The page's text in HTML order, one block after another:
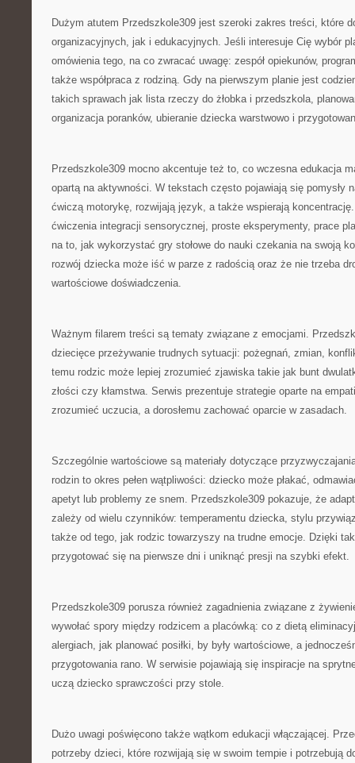
Dużym atutem Przedszkole309 jest szeroki zakres treści, które
organizacyjnych, jak i edukacyjnych. Jeśli interesuje Cię wybór
omówienia tego, na co zwracać uwagę: zespół opiekunów,
także współpraca z rodziną. Gdy na pierwszym planie jest
takich sprawach jak lista rzeczy do żłobka i przedszkola,
organizacja poranków, ubieranie dziecka warstwowo i
Przedszkole309 mocno akcentuje też to, co wczesna edukacja
opartą na aktywności. W tekstach często pojawiają się pomysły
ćwiczą motorykę, rozwijają język, a także wspierają
ćwiczenia integracji sensorycznej, proste eksperymenty, prace
na to, jak wykorzystać gry stołowe do nauki czekania na swoją
rozwój dziecka może iść w parze z radością oraz że nie trzeba
wartościowe doświadczenia.
Ważnym filarem treści są tematy związane z emocjami.
dziecięce przeżywanie trudnych sytuacji: pożegnań, zmian,
temu rodzic może lepiej zrozumieć zjawiska takie jak bunt
złości czy kłamstwa. Serwis prezentuje strategie oparte na
zrozumieć uczucia, a dorosłemu zachować oparcie w zasadach.
Szczególnie wartościowe są materiały dotyczące
rodzin to okres pełen wątpliwości: dziecko może płakać,
apetyt lub problemy ze snem. Przedszkole309 pokazuje, że
zależy od wielu czynników: temperamentu dziecka, stylu
także od tego, jak rodzic towarzyszy na trudne emocje. Dzięki
przygotować się na pierwsze dni i uniknąć presji na szybki efekt.
Przedszkole309 porusza również zagadnienia związane z
wywołać spory między rodzicem a placówką: co z dietą
alergiach, jak planować posiłki, by były wartościowe, a
przygotowania rano. W serwisie pojawiają się inspiracje na
uczą dziecko sprawczości przy stole.
Dużo uwagi poświęcono także wątkom edukacji włączającej.
potrzeby dzieci, które rozwijają się w swoim tempie i potrzebują